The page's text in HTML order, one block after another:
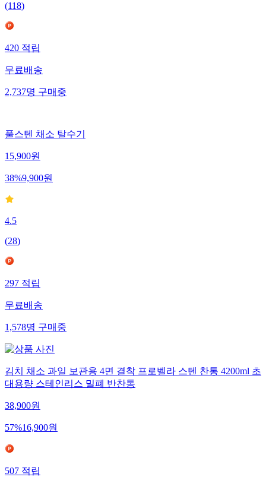
(118)
420 적립
무료배송
2,737명 구매중
풀스텐 채소 탈수기
15,900원
38%9,900원
4.5
(28)
297 적립
무료배송
1,578명 구매중
김치 채소 과일 보관용 4면 결착 프로벨라 스텐 찬통 4200ml 초
대용량 스테인리스 밀폐 반찬통
38,900원
57%16,900원
507 적립